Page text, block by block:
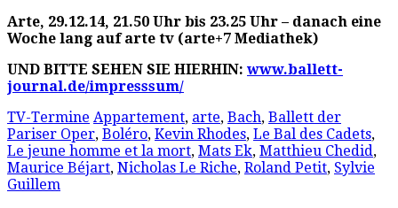
Arte, 29.12.14, 21.50 Uhr bis 23.25 Uhr – danach eine
Woche lang auf arte tv (arte+7 Mediathek)
UND BITTE SEHEN SIE HIERHIN: www.ballett-
journal.de/impresssum/
TV-Termine Appartement, arte, Bach, Ballett der
Pariser Oper, Boléro, Kevin Rhodes, Le Bal des Cadets,
Le jeune homme et la mort, Mats Ek, Matthieu Chedid,
Maurice Béjart, Nicholas Le Riche, Roland Petit, Sylvie
Guillem